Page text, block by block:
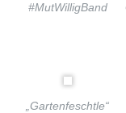
#MutWilligBand
„Gartenfeschtle“